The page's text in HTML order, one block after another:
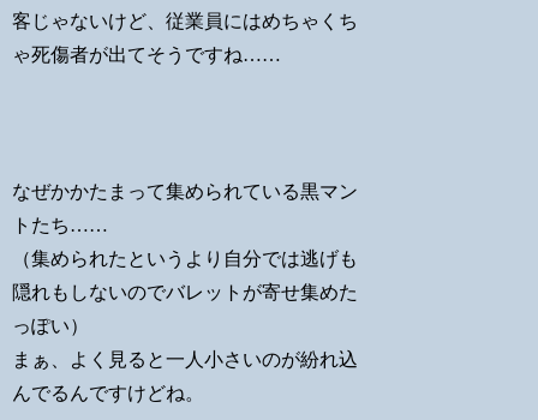
客じゃないけど、従業員にはめちゃくち
ゃ死傷者が出てそうですね……
なぜかかたまって集められている黒マン
トたち……
（集められたというより自分では逃げも
隠れもしないのでバレットが寄せ集めた
っぽい）
まぁ、よく見ると一人小さいのが紛れ込
んでるんですけどね。